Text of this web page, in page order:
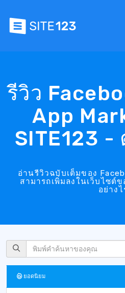
รีวิว
App
SITE123 -
อ่านรีวิวฉบับเต็มของ
สามารถเพิ่มลงในเว็บไซต์
อย่างไ
ยอดนิยม